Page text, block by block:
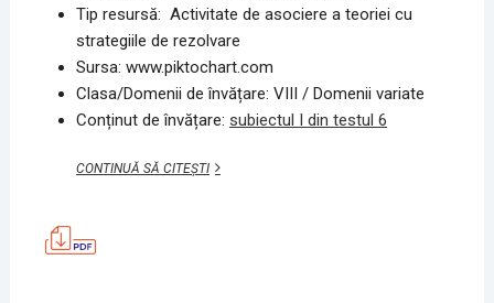
Tip resursă: Activitate de asociere a teoriei cu
strategiile de rezolvare
Sursa: www.piktochart.com
Clasa/Domenii de învățare: VIII / Domenii variate
Conținut de învățare: subiectul I din testul 6
CONTINUĂ SĂ CITEȘTIEXERCIȚIU,